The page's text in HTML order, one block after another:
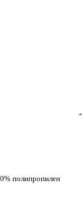
полипропилен